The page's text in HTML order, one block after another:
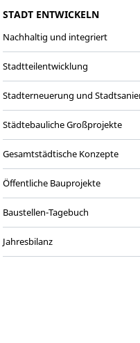
STADT ENTWICKELN
Nachhaltig und integriert
Stadtteilentwicklung
Stadterneuerung und
Städtebauliche Großprojekte
Gesamtstädtische Konzepte
Öffentliche Bauprojekte
Baustellen-Tagebuch
Jahresbilanz